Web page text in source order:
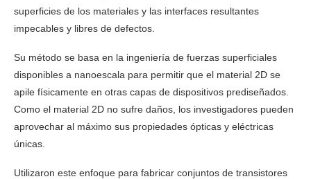
superficies de los materiales y las interfaces resultantes
impecables y libres de defectos.
Su método se basa en la ingeniería de fuerzas superficiales
disponibles a nanoescala para permitir que el material 2D se
apile físicamente en otras capas de dispositivos prediseñados.
Como el material 2D no sufre daños, los investigadores pueden
aprovechar al máximo sus propiedades ópticas y eléctricas
únicas.
Utilizaron este enfoque para fabricar conjuntos de transistores